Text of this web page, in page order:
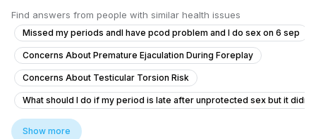
Find answers from people with similar health issues
Missed my periods andI have pcod problem and I do sex on 6 sep
Concerns About Premature Ejaculation During Foreplay
Concerns About Testicular Torsion Risk
What should I do if my period is late after unprotected sex but it
Timing issue less then 5 minute
Show more